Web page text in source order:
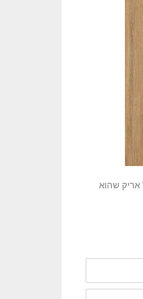
אריק שהוא